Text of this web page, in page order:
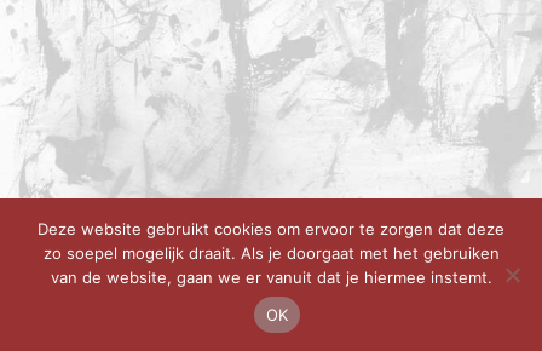
Deze website gebruikt cookies om ervoor te zorgen dat deze
zo soepel mogelijk draait. Als je doorgaat met het gebruiken
van de website, gaan we er vanuit dat je hiermee instemt.
OK